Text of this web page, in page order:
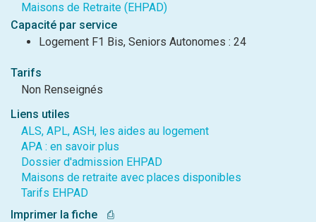
Maisons de Retraite (EHPAD)
Capacité par service
Logement F1 Bis, Seniors Autonomes : 24
Tarifs
Non Renseignés
Liens utiles
ALS, APL, ASH, les aides au logement
APA : en savoir plus
Dossier d'admission EHPAD
Maisons de retraite avec places disponibles
Tarifs EHPAD
Imprimer la fiche
⎙